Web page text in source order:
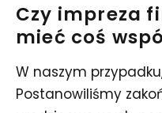
Czy impreza
mieć coś
W naszym
Postanowiliśmy